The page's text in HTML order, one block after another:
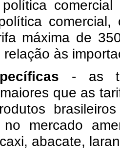
máxima de
às
- as
que as
no mercado
abacate,